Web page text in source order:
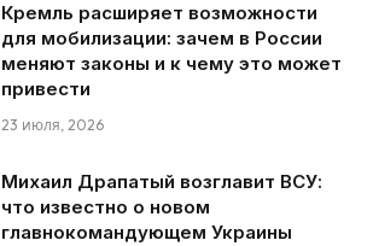
Кремль расширяет возможности
для мобилизации: зачем в России
меняют законы и к чему это может
привести
23 июля, 2026
Михаил Драпатый возглавит ВСУ:
что известно о новом
главнокомандующем Украины